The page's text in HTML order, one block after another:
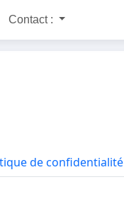
Contact :
de confidentialité